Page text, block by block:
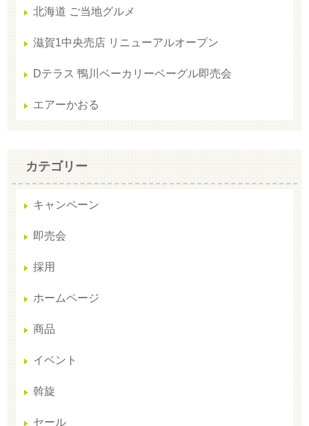
北海道 ご当地グルメ
滋賀1中央売店 リニューアルオープン
Dテラス 鴨川ベーカリーベーグル即売会
エアーかおる
カテゴリー
キャンペーン
即売会
採用
ホームページ
商品
イベント
斡旋
セール